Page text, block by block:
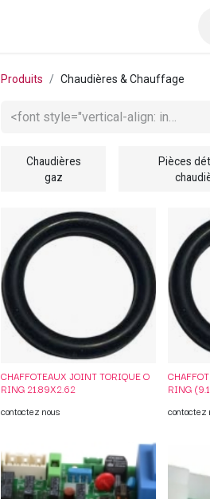
Produits Chaudières & Chauffage
Chaudières
gaz
Pièces
CHAFFOTEAUX JOINT TORIQUE O
RING 21.89X2.62
contactez nous
RING
contactez